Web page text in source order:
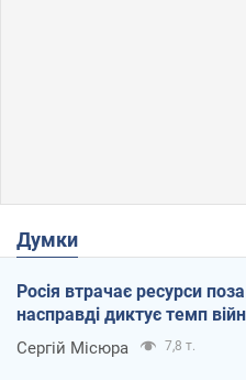
Думки
Росія втрачає ресурси
насправді диктує темп
Сергій Місюра 7,8 т.